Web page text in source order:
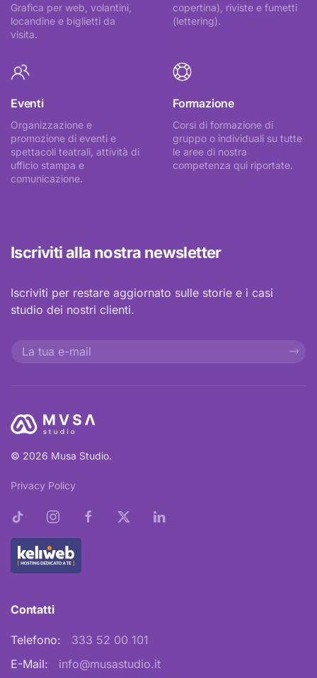
Grafica per web, volantini,
locandine e biglietti da
visita.
copertina), riviste e fumetti
(lettering).
Eventi
Organizzazione e
promozione di eventi e
spettacoli teatrali, attività di
ufficio stampa e
comunicazione.
Formazione
Corsi di formazione di
gruppo o individuali su tutte
le aree di nostra
competenza qui riportate.
Iscriviti alla nostra newsletter
Iscriviti per restare aggiornato sulle storie e i casi
studio dei nostri clienti.
© 2026 Musa Studio.
Privacy Policy
Contatti
Telefono:
333 52 00 101
E-Mail:
info@musastudio.it